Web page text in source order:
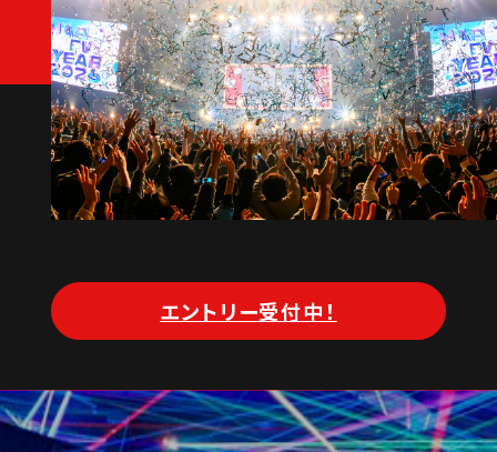
エントリー受付中！